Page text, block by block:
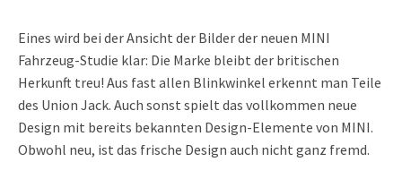
Eines wird bei der Ansicht der Bilder der neuen MINI
Fahrzeug-Studie klar: Die Marke bleibt der britischen
Herkunft treu! Aus fast allen Blinkwinkel erkennt man Teile
des Union Jack. Auch sonst spielt das vollkommen neue
Design mit bereits bekannten Design-Elemente von MINI.
Obwohl neu, ist das frische Design auch nicht ganz fremd.